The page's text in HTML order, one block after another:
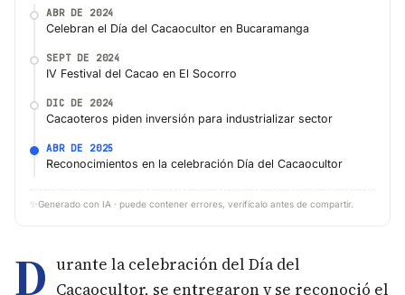
ABR DE 2024
Celebran el Día del Cacaocultor en Bucaramanga
SEPT DE 2024
IV Festival del Cacao en El Socorro
DIC DE 2024
Cacaoteros piden inversión para industrializar sector
ABR DE 2025
Reconocimientos en la celebración Día del Cacaocultor
✨ Generado con IA · puede contener errores, verifícalo antes de compartir.
D urante la celebración del Día del
Cacaocultor, se entregaron y se reconoció el